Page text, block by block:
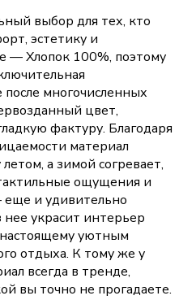
выбор для тех, кто
эстетику и
— Хлопок 100%, поэтому
многочисленных
цвет,
фактуру. Благодаря
материал
а зимой согревает,
ощущения и
и удивительно
украсит интерьер
настоящему уютным
отдыха. К тому же у
всегда в тренде,
вы точно не прогадаете.